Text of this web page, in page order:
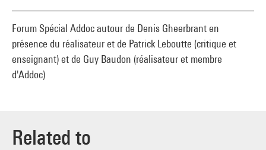
Forum Spécial Addoc autour de Denis Gheerbrant en
présence du réalisateur et de Patrick Leboutte (critique et
enseignant) et de Guy Baudon (réalisateur et membre
d'Addoc)
Related to